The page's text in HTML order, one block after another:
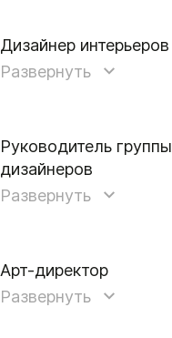
Дизайнер интерьеров
Развернуть
Руководитель группы
дизайнеров
Развернуть
Арт-директор
Развернуть